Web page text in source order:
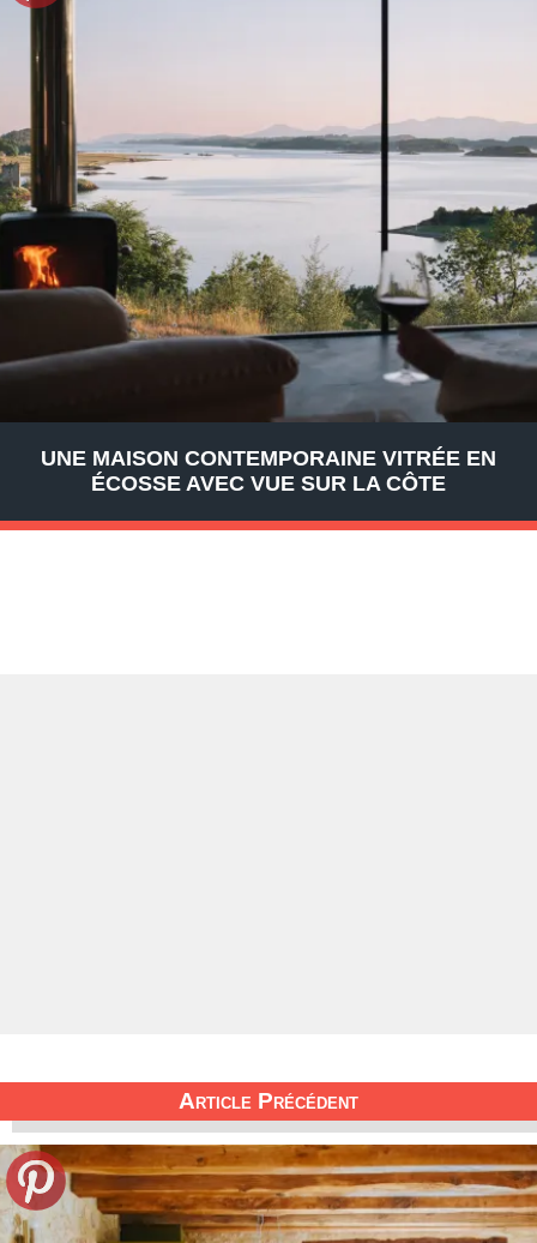
UNE MAISON CONTEMPORAINE VITRÉE EN
ÉCOSSE AVEC VUE SUR LA CÔTE
Article Précédent